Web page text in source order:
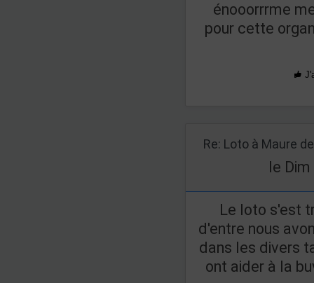
énooorrrme
pour cette
le
Le loto s'est
d'entre nous
dans les divers
ont aider à la